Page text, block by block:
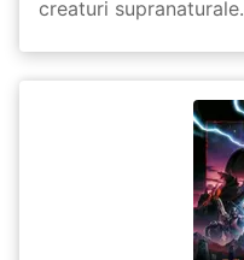
creaturi supranaturale.